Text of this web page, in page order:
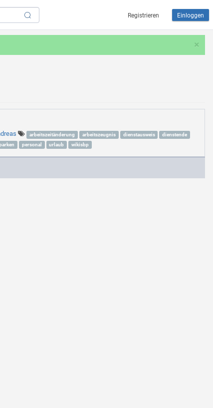
Registrieren Einloggen
×
arbeitszeitänderung arbeitszeugnis dienstausweis
dienstende
personal urlaub wikisbp